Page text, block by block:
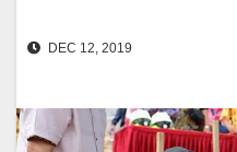
DEC 12, 2019